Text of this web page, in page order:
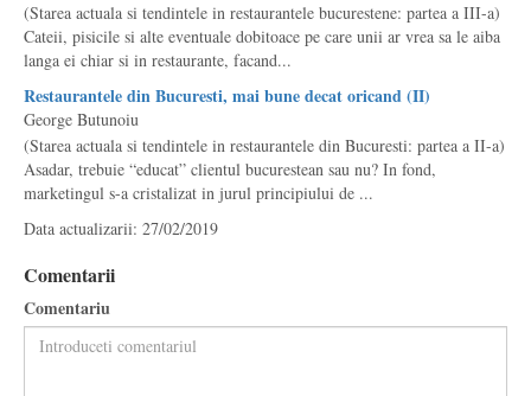
(Starea actuala si tendintele in restaurantele bucurestene: partea a III-a)
Cateii, pisicile si alte eventuale dobitoace pe care unii ar vrea sa le aiba
langa ei chiar si in restaurante, facand...
Restaurantele din Bucuresti, mai bune decat oricand (II)
George Butunoiu
(Starea actuala si tendintele in restaurantele din Bucuresti: partea a II-a)
Asadar, trebuie “educat” clientul bucurestean sau nu? In fond,
marketingul s-a cristalizat in jurul principiului de ...
Data actualizarii: 27/02/2019
Comentarii
Comentariu